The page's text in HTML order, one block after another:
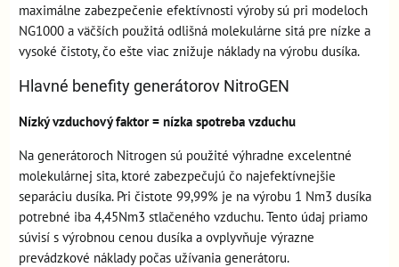
maximálne zabezpečenie efektívnosti výroby sú pri modeloch
NG1000 a väčších použitá odlišná molekulárne sitá pre nízke a
vysoké čistoty, čo ešte viac znižuje náklady na výrobu dusíka.
Hlavné benefity generátorov NitroGEN
Nízký vzduchový faktor = nízka spotreba vzduchu
Na generátoroch Nitrogen sú použité výhradne excelentné
molekulárnej sita, ktoré zabezpečujú čo najefektívnejšie
separáciu dusíka. Pri čistote 99,99% je na výrobu 1 Nm3 dusíka
potrebné iba 4,45Nm3 stlačeného vzduchu. Tento údaj priamo
súvisí s výrobnou cenou dusíka a ovplyvňuje výrazne
prevádzkové náklady počas užívania generátoru.